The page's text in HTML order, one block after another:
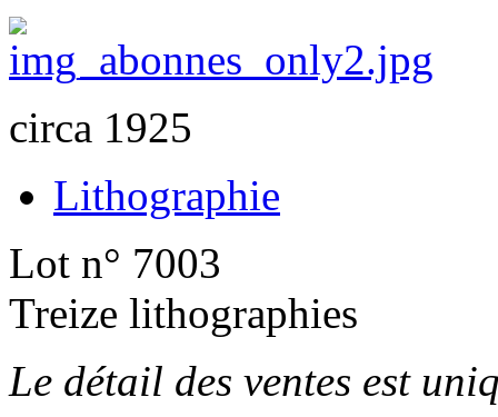
circa 1925
Lithographie
Lot n° 7003
Treize lithographies
Le détail des ventes est